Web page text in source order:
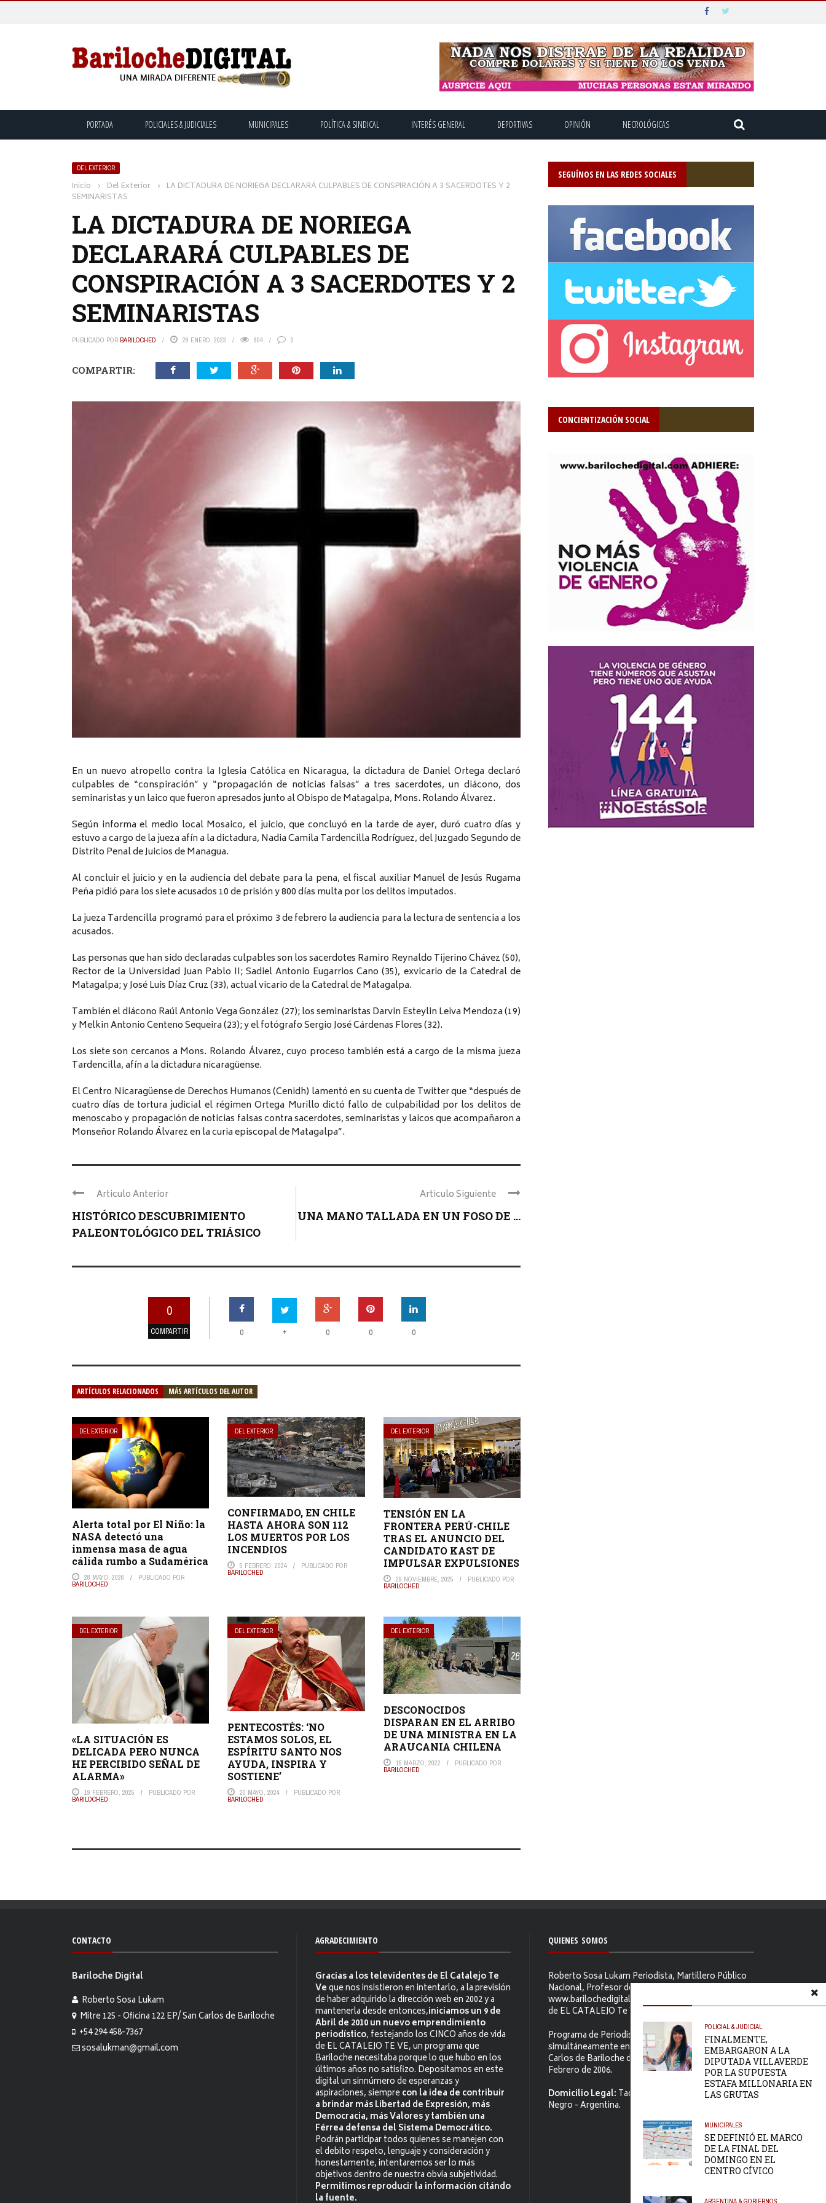
PORTADA POLICIALES & JUDICIALES MUNICIPALES POLÍTICA & SINDICAL INTERÉS GENERAL DEPORTIVAS OPINIÓN NECROLÓGICAS
DEL EXTERIOR
Inicio › Del Exterior › LA DICTADURA DE NORIEGA DECLARARÁ CULPABLES DE CONSPIRACIÓN A 3 SACERDOTES Y 2
SEMINARISTAS
LA DICTADURA DE NORIEGA
DECLARARÁ CULPABLES DE
CONSPIRACIÓN A 3 SACERDOTES Y 2
SEMINARISTAS
PUBLICADO POR BARILOCHED 28 ENERO, 2023 804 0
COMPARTIR:
En un nuevo atropello contra la Iglesia Católica en Nicaragua, la dictadura de Daniel Ortega declaró
culpables de “conspiración” y “propagación de noticias falsas” a tres sacerdotes, un diácono, dos
seminaristas y un laico que fueron apresados junto al Obispo de Matagalpa, Mons. Rolando Álvarez.
Según informa el medio local Mosaico, el juicio, que concluyó en la tarde de ayer, duró cuatro días y
estuvo a cargo de la jueza afín a la dictadura, Nadia Camila Tardencilla Rodríguez, del Juzgado Segundo de
Distrito Penal de Juicios de Managua.
Al concluir el juicio y en la audiencia del debate para la pena, el fiscal auxiliar Manuel de Jesús Rugama
Peña pidió para los siete acusados 10 de prisión y 800 días multa por los delitos imputados.
La jueza Tardencilla programó para el próximo 3 de febrero la audiencia para la lectura de sentencia a los
acusados.
Las personas que han sido declaradas culpables son los sacerdotes Ramiro Reynaldo Tijerino Chávez (50),
Rector de la Universidad Juan Pablo II; Sadiel Antonio Eugarrios Cano (35), exvicario de la Catedral de
Matagalpa; y José Luis Díaz Cruz (33), actual vicario de la Catedral de Matagalpa.
También el diácono Raúl Antonio Vega González (27); los seminaristas Darvin Esteylin Leiva Mendoza (19)
y Melkin Antonio Centeno Sequeira (23); y el fotógrafo Sergio José Cárdenas Flores (32).
Los siete son cercanos a Mons. Rolando Álvarez, cuyo proceso también está a cargo de la misma jueza
Tardencilla, afín a la dictadura nicaragüense.
El Centro Nicaragüense de Derechos Humanos (Cenidh) lamentó en su cuenta de Twitter que “después de
cuatro días de tortura judicial el régimen Ortega Murillo dictó fallo de culpabilidad por los delitos de
menoscabo y propagación de noticias falsas contra sacerdotes, seminaristas y laicos que acompañaron a
Monseñor Rolando Álvarez en la curia episcopal de Matagalpa”.
Articulo Anterior
HISTÓRICO DESCUBRIMIENTO
PALEONTOLÓGICO DEL TRIÁSICO
Articulo Siguiente
UNA MANO TALLADA EN UN FOSO DE ...
0
COMPARTIR 0 + 0 0 0
ARTÍCULOS RELACIONADOS MÁS ARTÍCULOS DEL AUTOR
DEL EXTERIOR
Alerta total por El Niño: la
NASA detectó una
inmensa masa de agua
cálida rumbo a Sudamérica
28 MAYO, 2026 PUBLICADO POR
BARILOCHED
DEL EXTERIOR
CONFIRMADO, EN CHILE
HASTA AHORA SON 112
LOS MUERTOS POR LOS
INCENDIOS
5 FEBRERO, 2024 PUBLICADO POR
BARILOCHED
DEL EXTERIOR
TENSIÓN EN LA
FRONTERA PERÚ-CHILE
TRAS EL ANUNCIO DEL
CANDIDATO KAST DE
IMPULSAR EXPULSIONES
29 NOVIEMBRE, 2025 PUBLICADO POR
BARILOCHED
DEL EXTERIOR
«LA SITUACIÓN ES
DELICADA PERO NUNCA
HE PERCIBIDO SEÑAL DE
ALARMA»
19 FEBRERO, 2025 PUBLICADO POR
BARILOCHED
DEL EXTERIOR
PENTECOSTÉS: ‘NO
ESTAMOS SOLOS, EL
ESPÍRITU SANTO NOS
AYUDA, INSPIRA Y
SOSTIENE’
20 MAYO, 2024 PUBLICADO POR
BARILOCHED
DEL EXTERIOR
DESCONOCIDOS
DISPARAN EN EL ARRIBO
DE UNA MINISTRA EN LA
ARAUCANIA CHILENA
15 MARZO, 2022 PUBLICADO POR
BARILOCHED
POLICIAL & JUDICIAL
FINALMENTE,
EMBARGARON A LA
DIPUTADA VILLAVERDE
POR LA SUPUESTA
ESTAFA MILLONARIA EN
LAS GRUTAS
MUNICIPALES
SE DEFINIÓ EL MARCO
DE LA FINAL DEL
DOMINGO EN EL
CENTRO CÍVICO
ARGENTINA & GOBIERNOS
SEGUÍNOS EN LAS REDES SOCIALES
CONCIENTIZACIÓN SOCIAL
CONTACTO
Bariloche Digital
Roberto Sosa Lukam
Mitre 125 - Oficina 122 EP/ San Carlos de Bariloche
+54 294 458-7367
sosalukman@gmail.com
AGRADECIMIENTO
Gracias a los televidentes de El Catalejo Te
Veque nos insistieron en intentarlo, a la previsión
de haber adquirido la dirección web en 2002 y a
mantenerla desde entonces,iniciamos un 9 de
Abril de 2010 un nuevo emprendimiento
periodístico, festejando los CINCO años de vida
de EL CATALEJO TE VE, un programa que
Bariloche necesitaba porque lo que hubo en los
últimos años no satisfizo. Depositamos en este
digital un sinnúmero de esperanzas y
aspiraciones, siemprecon la idea de contribuir
a brindar más Libertad de Expresión, más
Democracia, más Valores y también una
Férrea defensa del Sistema Democrático.
Podrán participar todos quienes se manejen con
el debito respeto, lenguaje y consideración y
honestamente, intentaremos ser lo más
objetivos dentro de nuestra obvia subjetividad.
Permitimos reproducir la información citándo
la fuente.
QUIENES SOMOS
Roberto Sosa Lukam Periodista, Martillero Público
Nacional, Profesor de Ciencias Sociales, Editor de
www.barilochedigital.com y Conductor y Productor
de EL CATALEJO Te Ve.
Programa de Periodismo Político que se difunde
simultáneamente en ambos Video-cables de San
Carlos de Bariloche desde el primer jueves de
Febrero de 2006.
Domicilio Legal: Tacuarí 52. S.C. de Bariloche, Río
Negro - Argentina.